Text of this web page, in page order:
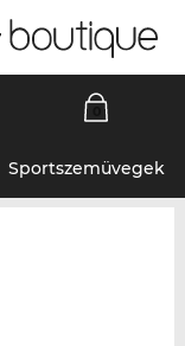
Sportszemüvegek